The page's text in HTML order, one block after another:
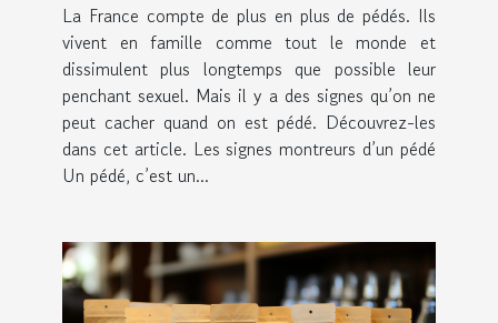
La France compte de plus en plus de pédés. Ils
vivent en famille comme tout le monde et
dissimulent plus longtemps que possible leur
penchant sexuel. Mais il y a des signes qu’on ne
peut cacher quand on est pédé. Découvrez-les
dans cet article. Les signes montreurs d’un pédé
Un pédé, c’est un...